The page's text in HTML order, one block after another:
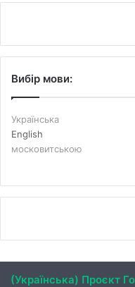
Вибір мови:
Українська
English
московитською
(Українська) Проєкт